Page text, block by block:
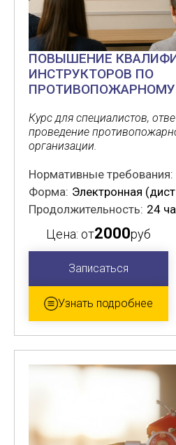
ПОВЫШЕНИЕ
ИНСТРУКТОРОВ ПО
Курс для специалистов,
проведение
организации.
Нормативные требования:
Форма: Электронная
Продолжительность: 24
Цена: от2000руб
Записаться
Узнать подробнее